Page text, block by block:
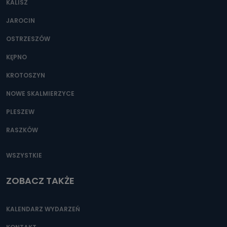
Można to zrobić pod numerem telefonu 62 735-51-05 lub
KALISZ
JAROCIN
OSTRZESZÓW
KĘPNO
KROTOSZYN
NOWE SKALMIERZYCE
PLESZEW
RASZKÓW
WSZYSTKIE
ZOBACZ TAKŻE
KALENDARZ WYDARZEŃ